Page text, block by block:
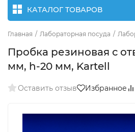
КАТАЛОГ ТОВАРОВ
Главная / Лабораторная посуда /
Пробка резиновая с
мм, h-20 мм, Kartell
Оставить отзыв Избранное